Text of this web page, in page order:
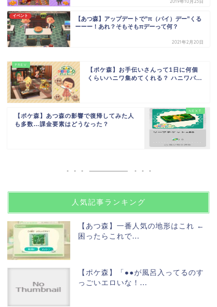
2019年10月23日
イベント
【あつ森】アップデートで”π（パイ）デー”くる
ーーー！あれ？そもそもπデーって何？
2021年2月20日
【ポケ森】お手伝いさんって1日に何個
くらいハニワ集めてくれる？ ハニワパ...
【ポケ森】あつ森の影響で復帰してみた人
も多数…課金要素はどうなった？
人気記事ランキング
【あつ森】一番人気の地形はこれ ←
困ったらこれで...
【ポケ森】「●●が風呂入ってるのす
っごいエロいな！...